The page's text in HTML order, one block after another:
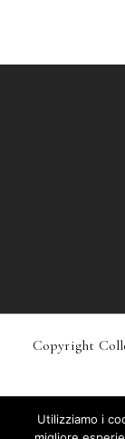
Copyright
Design
Privacy
Utilizziamo i